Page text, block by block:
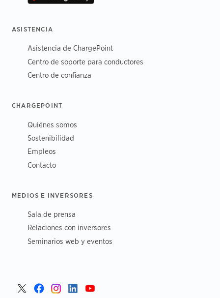
ASISTENCIA
Asistencia de ChargePoint
Centro de soporte para conductores
Centro de confianza
CHARGEPOINT
Quiénes somos
Sostenibilidad
Empleos
Contacto
MEDIOS E INVERSORES
Sala de prensa
Relaciones con inversores
Seminarios web y eventos